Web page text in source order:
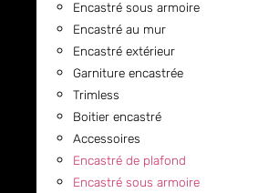
Encastré sous armoire
Encastré au mur
Encastré extérieur
Garniture encastrée
Trimless
Boitier encastré
Accessoires
Encastré de plafond
Encastré sous armoire